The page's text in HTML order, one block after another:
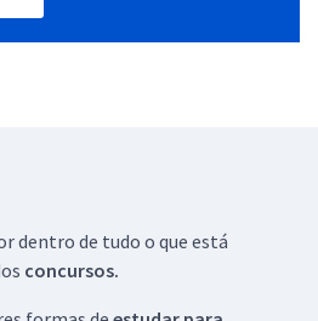
dentro de tudo o que está
concursos.